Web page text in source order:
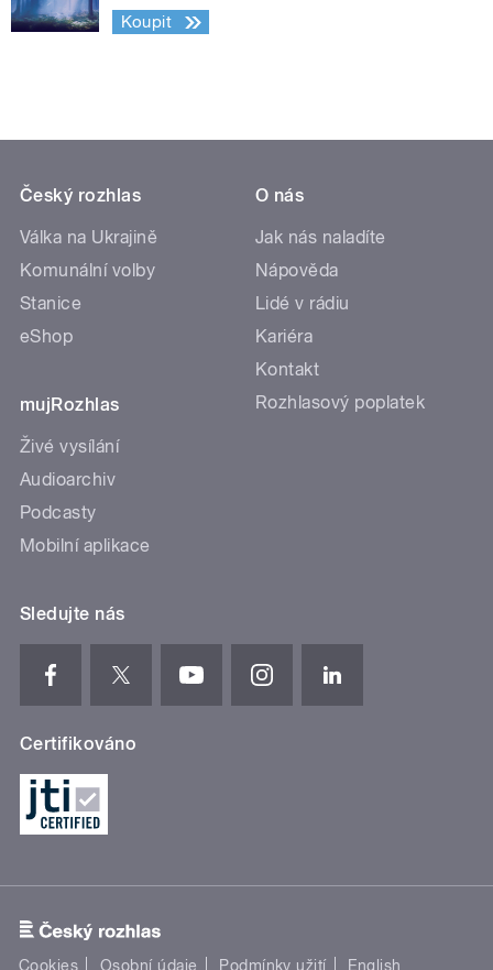
Koupit
Český rozhlas
Válka na Ukrajině
Komunální volby
Stanice
eShop
mujRozhlas
Živé vysílání
Audioarchiv
Podcasty
Mobilní aplikace
O nás
Jak nás naladíte
Nápověda
Lidé v rádiu
Kariéra
Kontakt
Rozhlasový poplatek
Sledujte nás
Certifikováno
Cookies Osobní údaje Podmínky užití English